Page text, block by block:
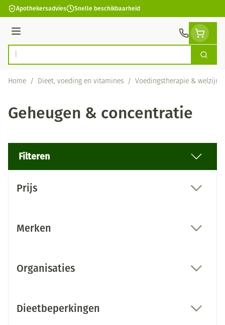
Ga naar de inhoud
Apothekersadvies Snelle beschikbaarheid
Menu
Product, merk, categorie... Zoek
Home / Dieet, voeding en vitamines / Voedingstherapie & welzijn
Geheugen & concentratie
Filteren
Prijs
Merken
Organisaties
Dieetbeperkingen